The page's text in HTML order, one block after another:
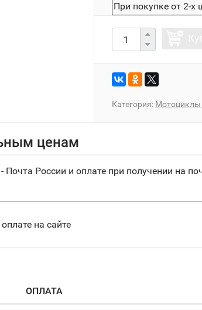
При покупке от 2-х
Категория: Мотоциклы
ценам
России и оплате при получении на
на сайте
ОПЛАТА